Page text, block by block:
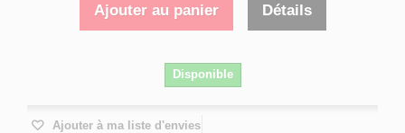
Ajouter au panier Détails
Disponible
Ajouter à ma liste d'envies